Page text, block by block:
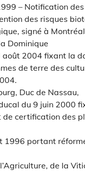
– Notification
des risques
signé à
Dominique
2004 fixant la
de terre des
Duc de Nassau,
du 9 juin 2000
certification des
1996 portant
de la